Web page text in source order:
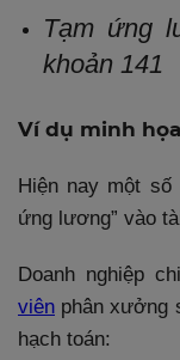
Tạm ứng
khoản 141
Ví dụ minh
Hiện nay một
ứng lương” vào
Doanh nghiệp
viên phân xưởng
hạch toán: